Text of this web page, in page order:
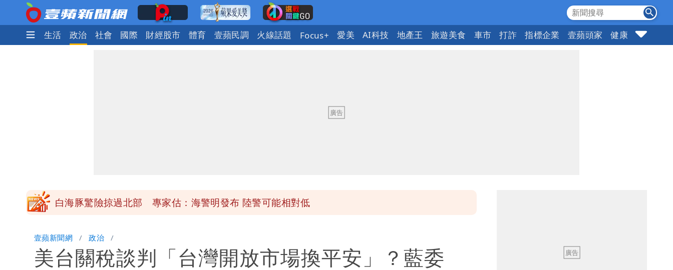
娛樂時尚 生活 政治 社會 國際 財經股市 體育 壹蘋民調 火線話題 Focus+ 愛美 AI科技 地產王 旅遊美食 車市 打詐 指標企業 壹蘋頭家 健康 購物
白海豚颱風逼近！鄭明典示警「恐遇黑潮變強」 路徑分歧藏警訊：不利強度維持
白海豚驚險掠過北部 專家估：海警明發布 陸警可能相對低
白海豚颱風逼近！鄭明典示警「恐遇黑潮變強」 路徑分歧藏警訊：不利強度維持
壹蘋新聞網 政治
美台關稅談判「台灣開放市場換平安」？藍委